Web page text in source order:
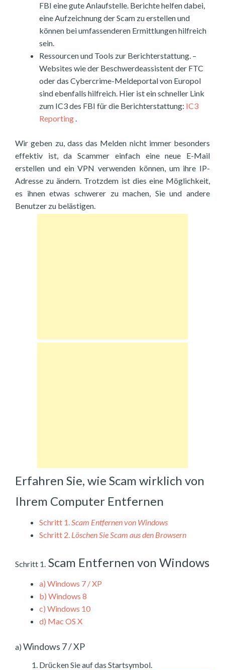
FBI eine gute Anlaufstelle. Berichte helfen dabei,
eine Aufzeichnung der Scam zu erstellen und
können bei umfassenderen Ermittlungen hilfreich
sein.
Ressourcen und Tools zur Berichterstattung. –
Websites wie der Beschwerdeassistent der FTC
oder das Cybercrime-Meldeportal von Europol
sind ebenfalls hilfreich. Hier ist ein schneller Link
zum IC3 des FBI für die Berichterstattung: IC3
Reporting.
Wir geben zu, dass das Melden nicht immer besonders
effektiv ist, da Scammer einfach eine neue E-Mail
erstellen und ein VPN verwenden können, um ihre IP-
Adresse zu ändern. Trotzdem ist dies eine Möglichkeit,
es ihnen etwas schwerer zu machen, Sie und andere
Benutzer zu belästigen.
Erfahren Sie, wie Scam wirklich von
Ihrem Computer Entfernen
Schritt 1.Scam Entfernen von Windows
Schritt 2. Löschen Sie Scam aus den Browsern
Schritt 1. Scam Entfernen von Windows
a) Windows 7 / XP
b) Windows 8
c) Windows 10
d) Mac OS X
a) Windows 7 / XP
Drücken Sie auf das Startsymbol.